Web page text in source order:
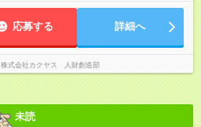
応募する 詳細へ
株式会社カクヤス 人財創造部
未読